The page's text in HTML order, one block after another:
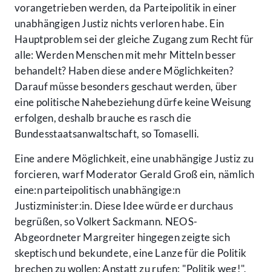
vorangetrieben werden, da Parteipolitik in einer
unabhängigen Justiz nichts verloren habe. Ein
Hauptproblem sei der gleiche Zugang zum Recht für
alle: Werden Menschen mit mehr Mitteln besser
behandelt? Haben diese andere Möglichkeiten?
Darauf müsse besonders geschaut werden, über
eine politische Nahebeziehung dürfe keine Weisung
erfolgen, deshalb brauche es rasch die
Bundesstaatsanwaltschaft, so Tomaselli.
Eine andere Möglichkeit, eine unabhängige Justiz zu
forcieren, warf Moderator Gerald Groß ein, nämlich
eine:n parteipolitisch unabhängige:n
Justizminister:in. Diese Idee würde er durchaus
begrüßen, so Volkert Sackmann. NEOS-
Abgeordneter Margreiter hingegen zeigte sich
skeptisch und bekundete, eine Lanze für die Politik
brechen zu wollen: Anstatt zu rufen: "Politik weg!",